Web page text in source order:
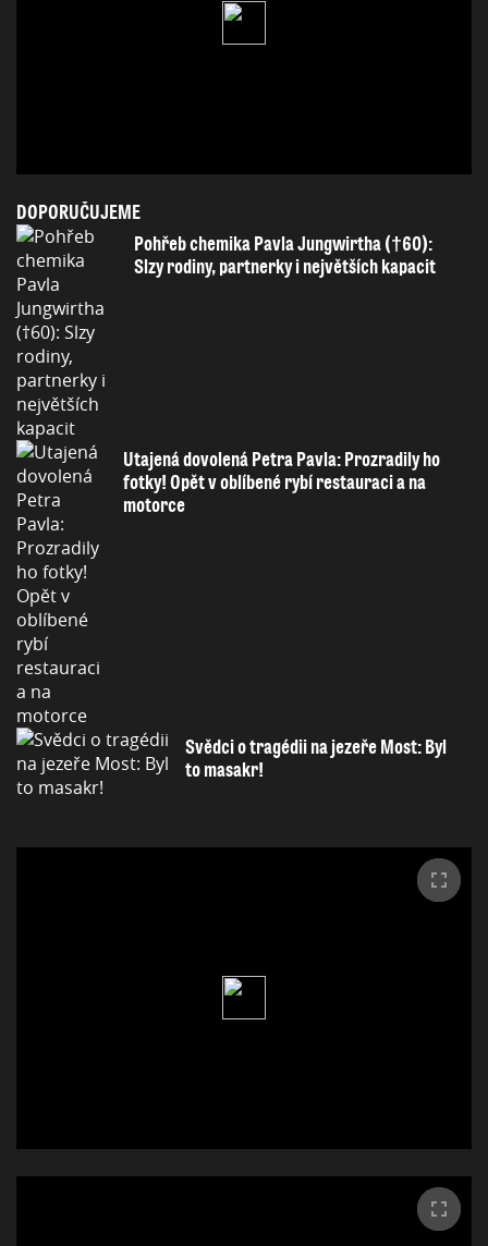
DOPORUČUJEME
Pohřeb chemika Pavla Jungwirtha (†60):
Slzy rodiny, partnerky i největších kapacit
Utajená dovolená Petra Pavla: Prozradily ho
fotky! Opět v oblíbené rybí restauraci a na
motorce
Svědci o tragédii na jezeře Most: Byl
to masakr!